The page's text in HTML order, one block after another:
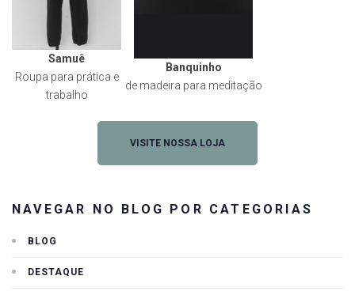
Samuê
Roupa para prática e
trabalho
Banquinho
de madeira para meditação
VISITE NOSSA LOJA
NAVEGAR NO BLOG POR CATEGORIAS
BLOG
DESTAQUE